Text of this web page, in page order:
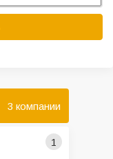
3 компании
1